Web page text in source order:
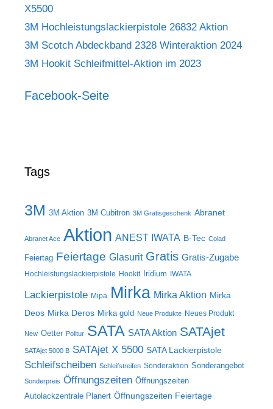
X5500
3M Hochleistungslackierpistole 26832 Aktion
3M Scotch Abdeckband 2328 Winteraktion 2024
3M Hookit Schleifmittel-Aktion im 2023
Facebook-Seite
Tags
3M 3M Aktion 3M Cubitron 3M Gratisgeschenk Abranet
Abranet Ace Aktion ANEST IWATA B-Tec Colad
Feiertag Feiertage Glasurit Gratis Gratis-Zugabe
Hochleistungslackierpistole Hookit Iridium IWATA
Lackierpistole Mipa Mirka Mirka Aktion Mirka
Deos Mirka Deros Mirka gold Neue Produkte Neues Produkt
New Oetter Politur SATA SATA Aktion SATAjet
SATAjet 5000 B SATAjet X 5500 SATA Lackierpistole
Schleifscheiben Schleifstreifen Sonderaktion Sonderangebot
Sonderpreis Öffnungszeiten Öffnungszeiten
Autolackzentrale Planert Öffnungszeiten Feiertage